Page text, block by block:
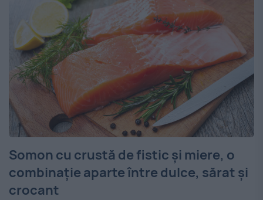
Somon cu crustă de fistic și miere, o
combinație aparte între dulce, sărat și
crocant